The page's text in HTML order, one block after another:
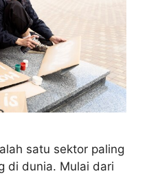
satu sektor paling
di dunia. Mulai dari